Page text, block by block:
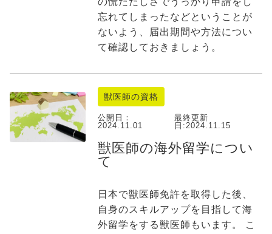
忘れてしまったなどということが
ないよう、届出期間や方法につい
て確認しておきましょう。
獣医師の資格
公開日：
2024.11.01
最終更新
日:2024.11.15
獣医師の海外留学につい
て
日本で獣医師免許を取得した後、
自身のスキルアップを目指して海
外留学をする獣医師もいます。 こ